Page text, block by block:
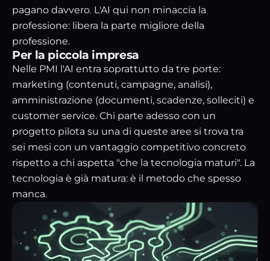
pagano davvero. L'AI qui non minaccia la
professione: libera la parte migliore della
professione.
Per la piccola impresa
Nelle PMI l'AI entra soprattutto da tre porte:
marketing (contenuti, campagne, analisi),
amministrazione (documenti, scadenze, solleciti) e
customer service. Chi parte adesso con un
progetto pilota su una di queste aree si trova tra
sei mesi con un vantaggio competitivo concreto
rispetto a chi aspetta "che la tecnologia maturi". La
tecnologia è già matura: è il metodo che spesso
manca.